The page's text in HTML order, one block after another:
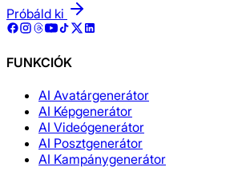
Próbáld ki
FUNKCIÓK
AI Avatárgenerátor
AI Képgenerátor
AI Videógenerátor
AI Posztgenerátor
AI Kampánygenerátor